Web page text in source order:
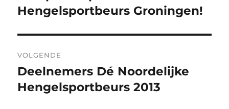
bericht:
Hengelsportbeurs Groningen!
VOLGENDE
Volgend
bericht:
Deelnemers Dé Noordelijke
Hengelsportbeurs 2013